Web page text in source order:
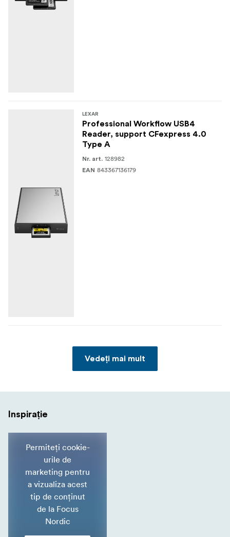
LEXAR
Professional Workflow USB4
Reader, support CFexpress 4.0
Type A
Nr. art. 128982
EAN 843367136179
Vedeți mai mult
Inspirație
Permiteți cookie-
urile de
marketing pentru
a vizualiza acest
tip de conținut
de la Focus
Nordic